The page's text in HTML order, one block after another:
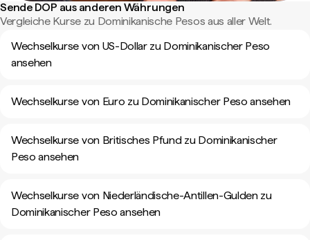
Sende DOP aus anderen Währungen
Vergleiche Kurse zu Dominikanische Pesos aus aller Welt.
Wechselkurse von US-Dollar zu Dominikanischer Peso
ansehen
Wechselkurse von Euro zu Dominikanischer Peso ansehen
Wechselkurse von Britisches Pfund zu Dominikanischer
Peso ansehen
Wechselkurse von Niederländische-Antillen-Gulden zu
Dominikanischer Peso ansehen